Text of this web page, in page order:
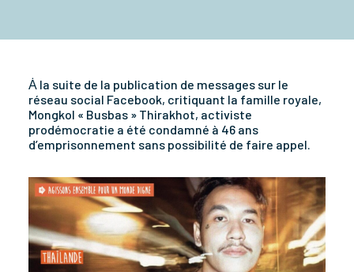
Ȧ la suite de la publication de messages sur le
réseau social Facebook, critiquant la famille royale,
Mongkol « Busbas » Thirakhot, activiste
prodémocratie a été condamné à 46 ans
d’emprisonnement sans possibilité de faire appel.